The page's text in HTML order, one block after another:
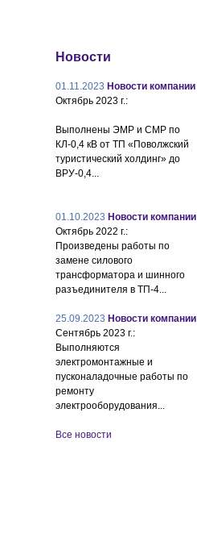
Новости
01.11.2023 Новости компании
Октябрь 2023 г.:
Выполнены ЭМР и СМР по
КЛ-0,4 кВ от ТП «Поволжский
туристический холдинг» до
ВРУ-0,4...
01.10.2023 Новости компании
Октябрь 2022 г.:
Произведены работы по
замене силового
трансформатора и шинного
разъединителя в ТП-4...
25.09.2023 Новости компании
Сентябрь 2023 г.:
Выполняются
электромонтажные и
пусконаладочные работы по
ремонту
электрооборудования...
Все новости